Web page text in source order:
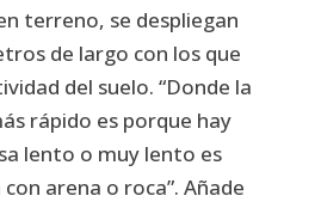
terreno, se despliegan
de largo con los que
del suelo. “Donde la
rápido es porque hay
lento o muy lento es
arena o roca”. Añade